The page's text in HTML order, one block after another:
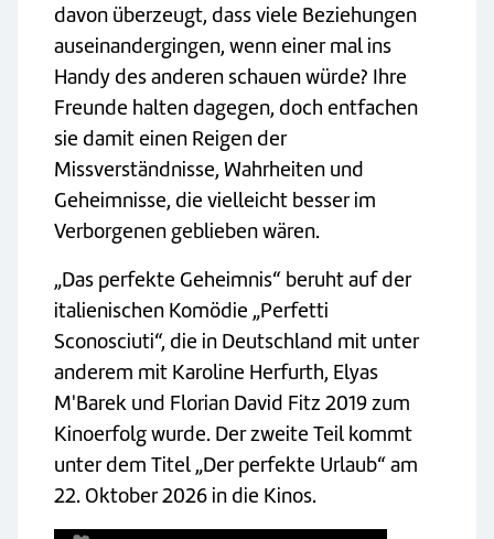
davon überzeugt, dass viele Beziehungen
auseinandergingen, wenn einer mal ins
Handy des anderen schauen würde? Ihre
Freunde halten dagegen, doch entfachen
sie damit einen Reigen der
Missverständnisse, Wahrheiten und
Geheimnisse, die vielleicht besser im
Verborgenen geblieben wären.
„Das perfekte Geheimnis“ beruht auf der
italienischen Komödie „Perfetti
Sconosciuti“, die in Deutschland mit unter
anderem mit Karoline Herfurth, Elyas
M'Barek und Florian David Fitz 2019 zum
Kinoerfolg wurde. Der zweite Teil kommt
unter dem Titel „Der perfekte Urlaub“ am
22. Oktober 2026 in die Kinos.